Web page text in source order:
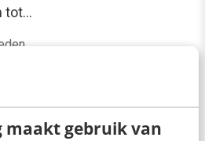
maakt gebruik van
tot…